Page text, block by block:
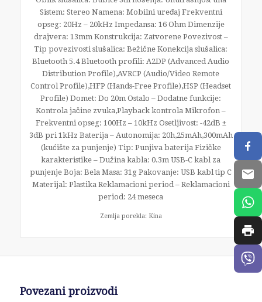
Sistem: Stereo Namena: Mobilni uređaj Frekventni
opseg: 20Hz – 20kHz Impedansa: 16 Ohm Dimenzije
drajvera: 13mm Konstrukcija: Zatvorene Povezivost –
Tip povezivosti slušalica: Bežične Konekcija slušalica:
Bluetooth 5.4 Bluetooth profili: A2DP (Advanced Audio
Distribution Profile),AVRCP (Audio/Video Remote
Control Profile),HFP (Hands-Free Profile),HSP (Headset
Profile) Domet: Do 20m Ostalo – Dodatne funkcije:
Kontrola jačine zvuka,Playback kontrola Mikrofon –
Frekventni opseg: 100Hz – 10kHz Osetljivost: -42dB ±
3dB pri 1kHz Baterija – Autonomija: 20h,25mAh,300mAh
(kućište za punjenje) Tip: Punjiva baterija Fizičke
karakteristike – Dužina kabla: 0.3m USB-C kabl za
punjenje Boja: Bela Masa: 31g Pakovanje: USB kabl tip C
Materijal: Plastika Reklamacioni period – Reklamacioni
period: 24 meseca
Zemlja porekla: Kina
Povezani proizvodi